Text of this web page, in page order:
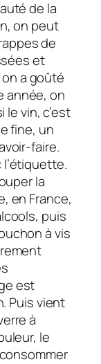
de la
on peut
de
et
a goûté
année, on
le vin, c’est
fine, un
faire.
l’étiquette.
la
en France,
puis
à vis
est
Puis vient
à
le